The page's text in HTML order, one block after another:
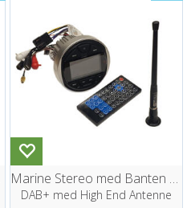
Marine Stereo med Banten Antenne SORT
DAB+ med High End Antenne